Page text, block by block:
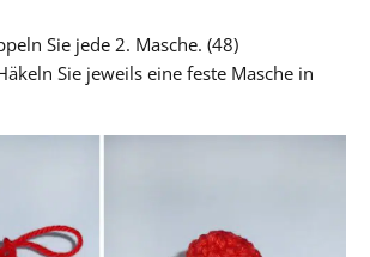
Sie jede 2. Masche. (48)
Sie jeweils eine feste Masche in